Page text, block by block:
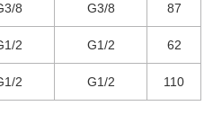
8 G3/8 87
2 G1/2 62
2 G1/2 110